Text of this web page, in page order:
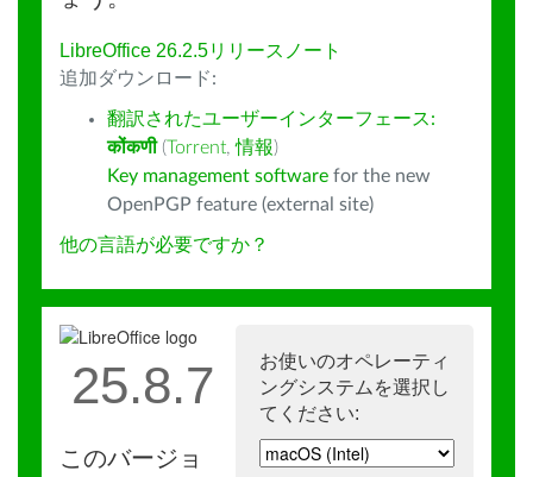
LibreOffice 26.2.5リリースノート
追加ダウンロード:
翻訳されたユーザーインターフェース:
कोंकणी (Torrent,情報)
Key management software for the new
OpenPGP feature (external site)
他の言語が必要ですか？
お使いのオペレーティ
ングシステムを選択し
てください:
25.8.7
このバージョ